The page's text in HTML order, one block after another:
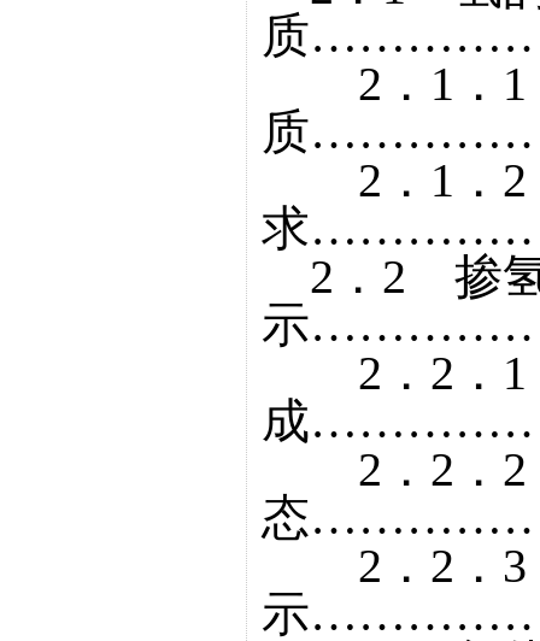
质
2．1．1
质
2．1．2
求
2．2 掺氢
示
2．2．1
成
2．2．2
态
2．2．3
示